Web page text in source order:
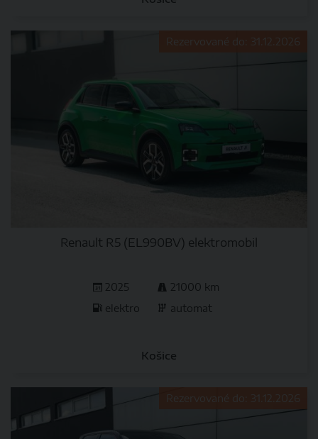
Rezervované do: 31.12.2026
Renault R5 (EL990BV) elektromobil
2025
21000 km
elektro
automat
Košice
Rezervované do: 31.12.2026